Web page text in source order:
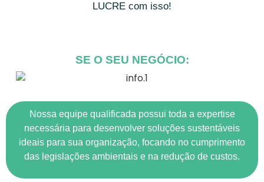
LUCRE com isso!
SE O SEU NEGÓCIO:
Nossa equipe qualificada possui toda a expertise
necessária para desenvolver soluções sustentáveis
ideais para sua organização, focando no cumprimento
das legislações ambientais e na redução de custos.